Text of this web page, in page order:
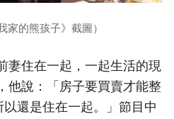
家的熊孩子》截圖）
妻住在一起，一起生活的現
他說：「房子要買賣才能整
還是住在一起。」節目中